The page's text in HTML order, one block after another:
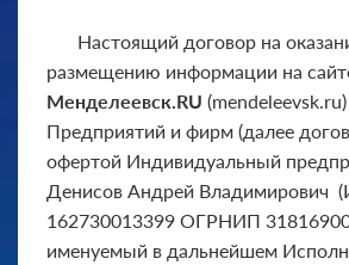
Настоящий договор на
размещению информации на
Менделеевск.RU
Предприятий и фирм (далее
офертой Индивидуальный
Денисов Андрей Владимирович
162730013399 ОГРНИП
именуемый в дальнейшем